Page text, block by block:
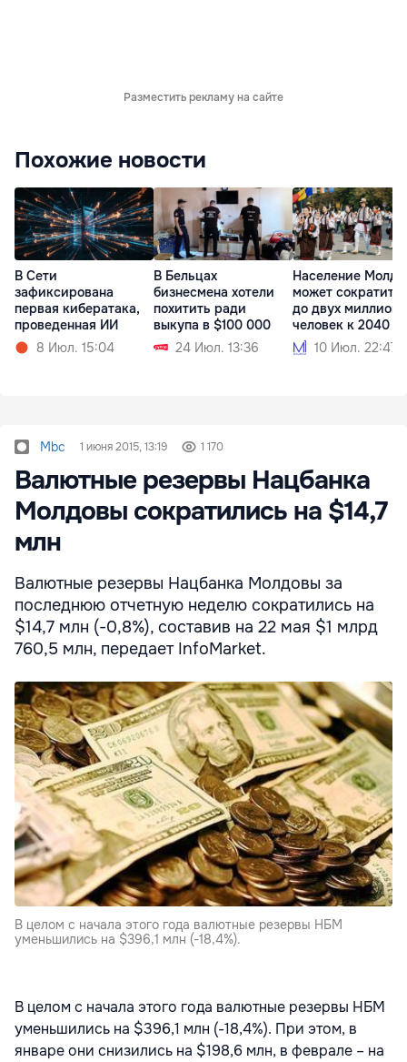
Разместить рекламу на сайте
Похожие новости
В Сети
зафиксирована
первая кибератака,
проведенная ИИ
8 Июл. 15:04
В Бельцах
бизнесмена хотели
похитить ради
выкупа в $100 000
24 Июл. 13:36
Население
может
до двух
человек к 2040
10 Июл. 22:47
Mbc 1 июня 2015, 13:19 1 170
Валютные резервы Нацбанка
Молдовы сократились на $14,7
млн
Валютные резервы Нацбанка Молдовы за
последнюю отчетную неделю сократились на
$14,7 млн (-0,8%), составив на 22 мая $1 млрд
760,5 млн, передает InfoMarket.
В целом с начала этого года валютные резервы НБМ
уменьшились на $396,1 млн (-18,4%).
В целом с начала этого года валютные резервы НБМ
уменьшились на $396,1 млн (-18,4%). При этом, в
январе они снизились на $198,6 млн, в феврале – на